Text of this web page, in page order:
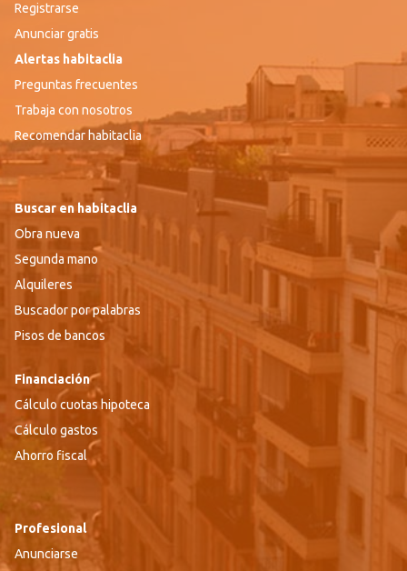
Registrarse
Anunciar gratis
Alertas habitaclia
Preguntas frecuentes
Trabaja con nosotros
Recomendar habitaclia
Buscar en habitaclia
Obra nueva
Segunda mano
Alquileres
Buscador por palabras
Pisos de bancos
Financiación
Cálculo cuotas hipoteca
Cálculo gastos
Ahorro fiscal
Profesional
Anunciarse